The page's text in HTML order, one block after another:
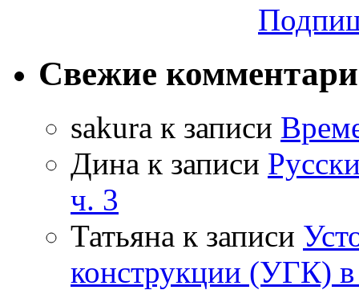
Свежие
sakura к записи
Дина к записи
ч. 3
Татьяна к записи
конструкции (УГК) в